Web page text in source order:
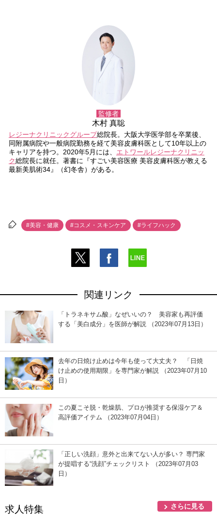
監修者
木村 真聡
レジーナクリニックグループ総院長。大阪大学医学部を卒業後、
同附属病院や一般病院勤務を経て美容皮膚科医として10年以上の
キャリアを持つ。2020年5月には、 エトワールレジーナクリニッ
ク総院長に就任。著書に『すごい美容医療 美容皮膚科医が教える
最新美肌術34』（幻冬舎）がある。
#美容・健康 #コスメ・スキンケア #ライフハック
関連リンク
「トラネキサム酸」なぜいいの？ 美容家も再評価
する「美白成分」を医師が解説 （2023年07月13日）
去年の日焼け止めは今年も使って大丈夫？ 「日焼
け止めの使用期限」を専門家が解説 （2023年07月10
日）
この夏こそ脱・乾燥肌、プロが推奨する保湿ケア＆
高評価アイテム （2023年07月04日）
「正しい洗顔」意外と出来てない人が多い？ 専門家
が提唱する“洗顔”チェックリスト （2023年07月03
日）
求人特集 さらに見る